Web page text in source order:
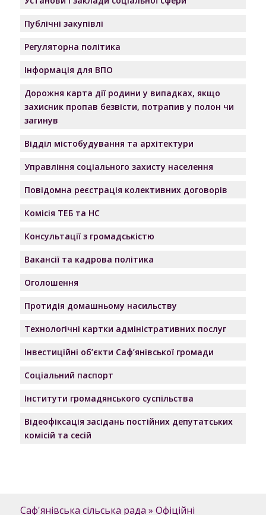
Публічні закупівлі
Регуляторна політика
Інформація для ВПО
Дорожня карта дії родини у випадках, якщо
захисник пропав безвісти, потрапив у полон чи
загинув
Відділ містобудування та архітектури
Управління соціального захисту населення
Повідомна реєстрація колективних договорів
Комісія ТЕБ та НС
Консультації з громадськістю
Вакансії та кадрова політика
Оголошення
Протидія домашньому насильству
Технологічні картки адміністративних послуг
Інвестиційні об’єкти Саф’янівської громади
Соціальний паспорт
Інститути громадянського суспільства
Відеофіксація засідань постійних депутатських
комісій та сесій
Саф'янівська сільська рада » Офіційні